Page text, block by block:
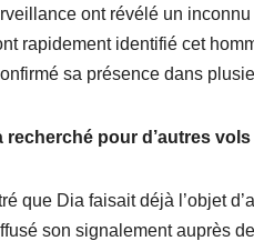
ont révélé un
rapidement identifié cet
sa présence dans
recherché pour d’autres vols
que Dia faisait déjà l’objet
son signalement auprès